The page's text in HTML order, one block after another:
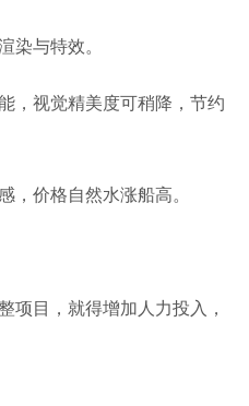
染与特效。
，视觉精美度可稍降，节约
，价格自然水涨船高。
项目，就得增加人力投入，